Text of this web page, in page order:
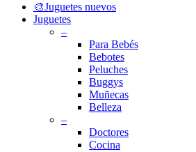
🎨Juguetes nuevos
Juguetes
–
Para Bebés
Bebotes
Peluches
Buggys
Muñecas
Belleza
–
Doctores
Cocina